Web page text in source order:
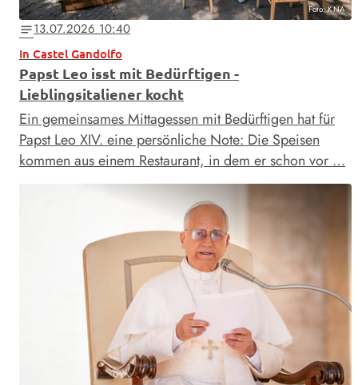
Foto: KNA
notes13.07.2026 10:40
In Castel Gandolfo
Papst Leo isst mit Bedürftigen -
Lieblingsitaliener kocht
Ein gemeinsames Mittagessen mit Bedürftigen hat für
Papst Leo XIV. eine persönliche Note: Die Speisen
kommen aus einem Restaurant, in dem er schon vor …